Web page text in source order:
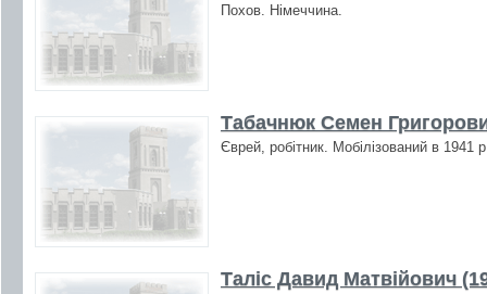
Похов. Німеччина.
Табачнюк Семен
Єврей, робітник. Мобілізований в
Таліс Давид Матвійович